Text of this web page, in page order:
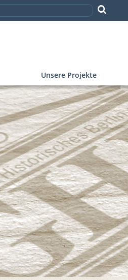
Unsere Projekte